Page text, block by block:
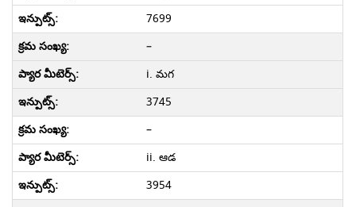
7699
–
i. మగ
3745
–
ii. ఆడ
3954